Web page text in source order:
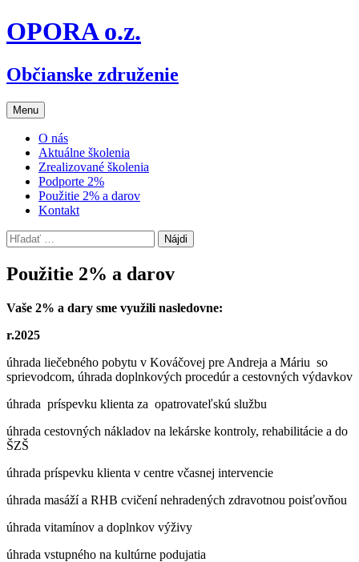
Preskočiť
na
OPORA o.z.
Občianske združenie
Menu
O nás
Aktuálne školenia
Zrealizované školenia
Podporte 2%
Použitie 2% a darov
Kontakt
Hľadať:
Použitie 2% a darov
Vaše 2% a dary sme využili nasledovne:
r.2025
úhrada liečebného pobytu v Kováčovej pre Andreja a Máriu so
sprievodcom, úhrada doplnkových procedúr a cestovných výdavkov
úhrada príspevku klienta za opatrovateľskú službu
úhrada cestovných nákladov na lekárske kontroly, rehabilitácie a do
ŠZŠ
úhrada príspevku klienta v centre včasnej intervencie
úhrada masáží a RHB cvičení nehradených zdravotnou poisťovňou
úhrada vitamínov a doplnkov výživy
úhrada vstupného na kultúrne podujatia